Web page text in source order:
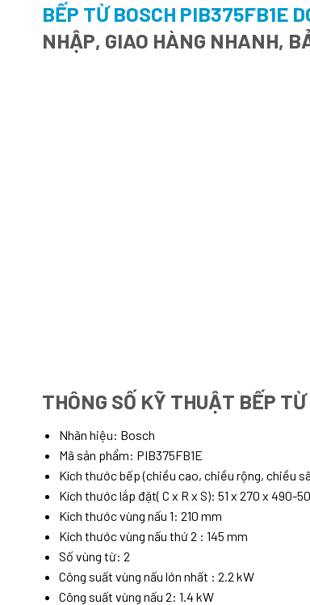
BẾP TỪ BOSCH PIB375FB1E
NHẬP, GIAO HÀNG NHANH,
THÔNG SỐ KỸ THUẬT BẾP TỪ
Nhãn hiệu: Bosch
Mã sản phẩm: PIB375FB1E
Kích thước bếp (chiều cao, chiều rộng, chiều
Kích thước lắp đặt( C x R x S): 51 x 270 x 490-
Kích thước vùng nấu 1: 210 mm
Kích thước vùng nấu thứ 2 : 145 mm
Số vùng từ: 2
Công suất vùng nấu lớn nhất : 2.2 kW
Công suất vùng nấu 2: 1.4 kW